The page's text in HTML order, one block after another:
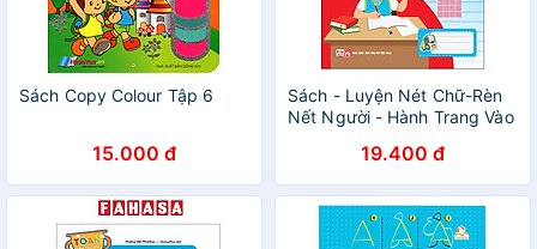
Sách Copy Colour Tập 6
15.000 đ
Sách - Luyện Nét Chữ-Rèn
Nết Người - Hành Trang Vào
19.400 đ